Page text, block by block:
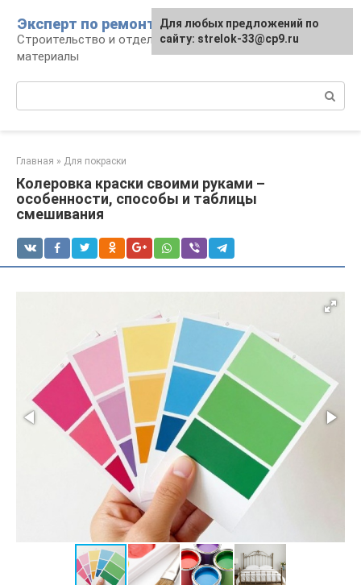
контенту
Эксперт по ремонту
Строительство и отделка: работы и
материалы
Главная » Для покраски
Колеровка краски своими руками –
особенности, способы и таблицы
смешивания
Для любых предложений по
сайту: strelok-33@cp9.ru
Для любых предложений по
сайту: strelok-33@cp9.ru